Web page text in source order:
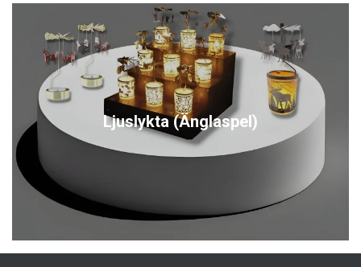
Ljuslykta (Änglaspel)